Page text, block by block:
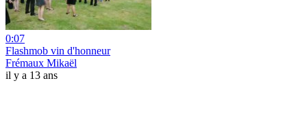
0:07
Flashmob vin d'honneur
Frémaux Mikaël
il y a 13 ans